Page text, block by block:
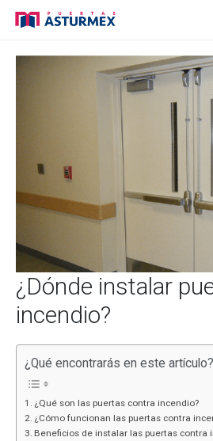
¿Dónde instalar
incendio?
¿Qué encontrarás en este artículo?
¿Qué son las puertas contra incendio?
¿Cómo funcionan las puertas contra
Beneficios de instalar las puertas contra